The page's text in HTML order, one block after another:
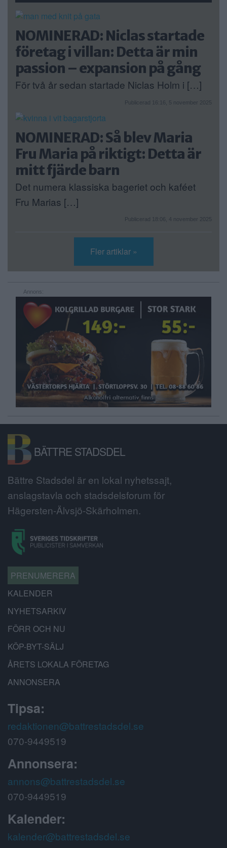
NOMINERAD: Niclas startade
företag i villan: Detta är min
passion – expansion på gång
För två år sedan startade Niclas Holm i […]
Publicerad 16:16, 5 november 2025
NOMINERAD: Så blev Maria
Fru Maria på riktigt: Detta är
mitt fjärde barn
Det numera klassiska bageriet och kaféet
Fru Marias […]
Publicerad 18:06, 4 november 2025
Fler artiklar »
Annons:
BÄTTRE STADSDEL
Bättre Stadsdel är en lokal nyhetssajt,
anslagstavla och stadsdelsforum för
Hägersten-Älvsjö-Skärholmen.
PRENUMERERA
KALENDER
NYHETSARKIV
FÖRR OCH NU
KÖP-BYT-SÄLJ
ÅRETS LOKALA FÖRETAG
ANNONSERA
Tipsa:
redaktionen@battrestadsdel.se
070-9449519
Annonsera:
annons@battrestadsdel.se
070-9449519
Kalender:
kalender@battrestadsdel.se